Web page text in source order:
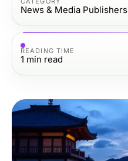
News & Media Publishers
READING TIME
1 min read